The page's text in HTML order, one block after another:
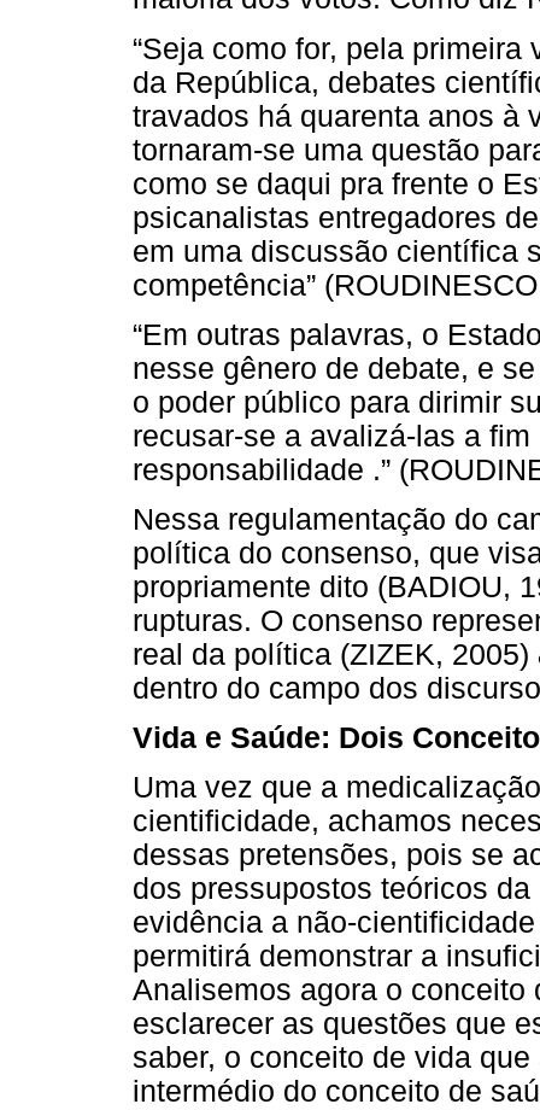
“Seja como for, pela
da República, debates
travados há quarenta anos à
tornaram-se uma questão
como se daqui pra frente o
psicanalistas entregadores
em uma discussão científica
competência”
“Em outras palavras, o
nesse gênero de debate, e
o poder público para dirimir
recusar-se a avalizá-las a
responsabilidade .”
Nessa regulamentação do
política do consenso, que
propriamente dito (BADIOU,
rupturas. O consenso
real da política (ZIZEK,
dentro do campo dos
Vida e Saúde: Dois
Uma vez que a
cientificidade, achamos
dessas pretensões, pois se
dos pressupostos teóricos
evidência a não-
permitirá demonstrar a
Analisemos agora o
esclarecer as questões que
saber, o conceito de vida
intermédio do conceito de